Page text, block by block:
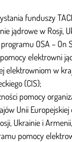
funduszy
jądrowe w Rosji,
OSA – On
elektrowni
elektrowniom w
(CIS);
pomocy
Unii
Ukrainie i
pomocy